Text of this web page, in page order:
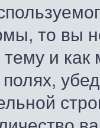
то вы
и